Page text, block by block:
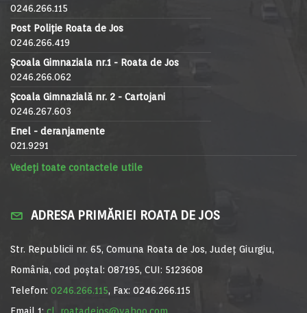
0246.266.115
Post Poliție Roata de Jos
0246.266.419
Școala Gimnaziala nr.1 - Roata de Jos
0246.266.062
Școala Gimnazială nr. 2 - Cartojani
0246.267.603
Enel - deranjamente
021.9291
Vedeți toate contactele utile
ADRESA PRIMĂRIEI ROATA DE JOS
Str. Republicii nr. 65, Comuna Roata de Jos, Județ Giurgiu,
România, cod poștal: 087195, CUI: 5123608
Telefon: 0246.266.115, Fax: 0246.266.115
Email 1: cl_roatadejos@yahoo.com